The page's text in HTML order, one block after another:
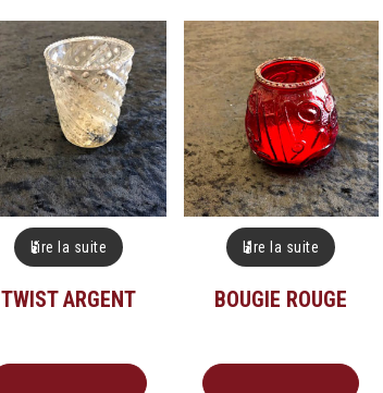
Lire la suite
TWIST ARGENT
Lire la suite
BOUGIE ROUGE